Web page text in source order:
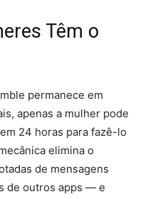
Têm o
permanece em
apenas a mulher pode
24 horas para fazê-lo
elimina o
de mensagens
de outros apps — e